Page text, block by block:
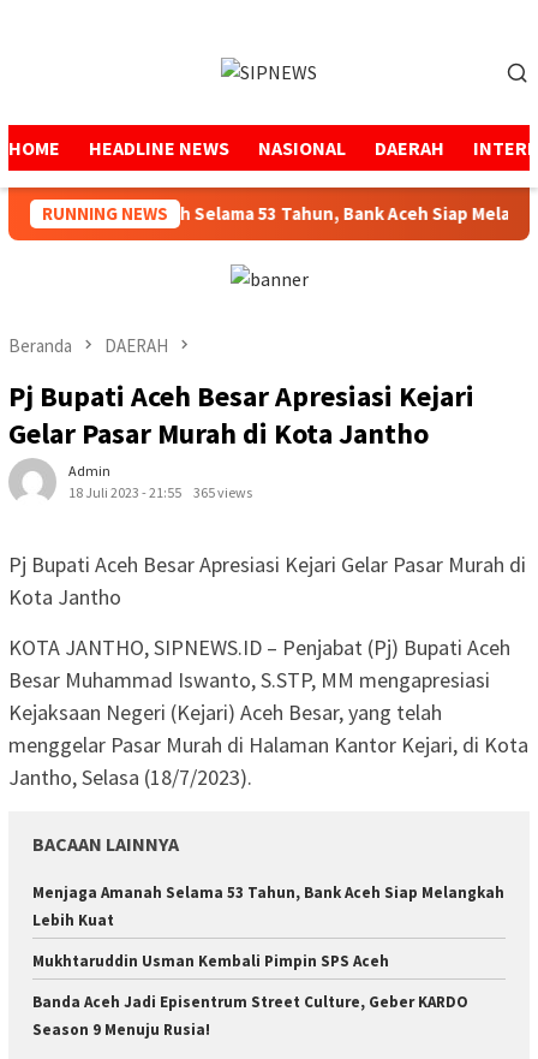
HOME HEADLINE NEWS NASIONAL DAERAH
RUNNING NEWS
Menjaga Amanah Selama 53 Tahun, Bank Aceh Siap
Beranda DAERAH
Pj Bupati Aceh Besar Apresiasi Kejari
Gelar Pasar Murah di Kota Jantho
Admin
18 Juli 2023 - 21:55
365 views
Pj Bupati Aceh Besar Apresiasi Kejari Gelar Pasar Murah di
Kota Jantho
KOTA JANTHO, SIPNEWS.ID – Penjabat (Pj) Bupati Aceh
Besar Muhammad Iswanto, S.STP, MM mengapresiasi
Kejaksaan Negeri (Kejari) Aceh Besar, yang telah
menggelar Pasar Murah di Halaman Kantor Kejari, di Kota
Jantho, Selasa (18/7/2023).
BACAAN LAINNYA
Menjaga Amanah Selama 53 Tahun, Bank Aceh Siap Melangkah
Lebih Kuat
Mukhtaruddin Usman Kembali Pimpin SPS Aceh
Banda Aceh Jadi Episentrum Street Culture, Geber KARDO
Season 9 Menuju Rusia!